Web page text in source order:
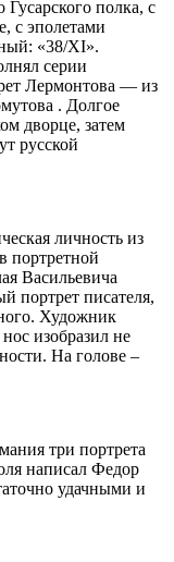
Гусарского полка, с
с эполетами
«38/XI».
серии
Лермонтова — из
. Долгое
дворце, затем
русской
личность из
портретной
Васильевича
портрет писателя,
Художник
изобразил не
На голове –
три портрета
написал Федор
удачными и